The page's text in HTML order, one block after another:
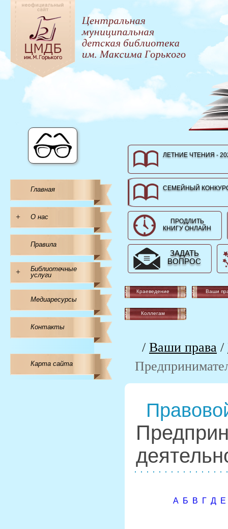
Главная
+ О нас
Правила
+
Библиотечные
услуги
Медиаресурсы
Контакты
Карта сайта
ЛЕТНИЕ ЧТЕНИЯ -
СЕМЕЙНЫЙ
ПРОДЛИТЬ
КНИГУ ОНЛАЙН
ЗАДАТЬ
ВОПРОС
Краеведение Ваши
Коллегам
/ Ваши права /
А Б В Г Д Е